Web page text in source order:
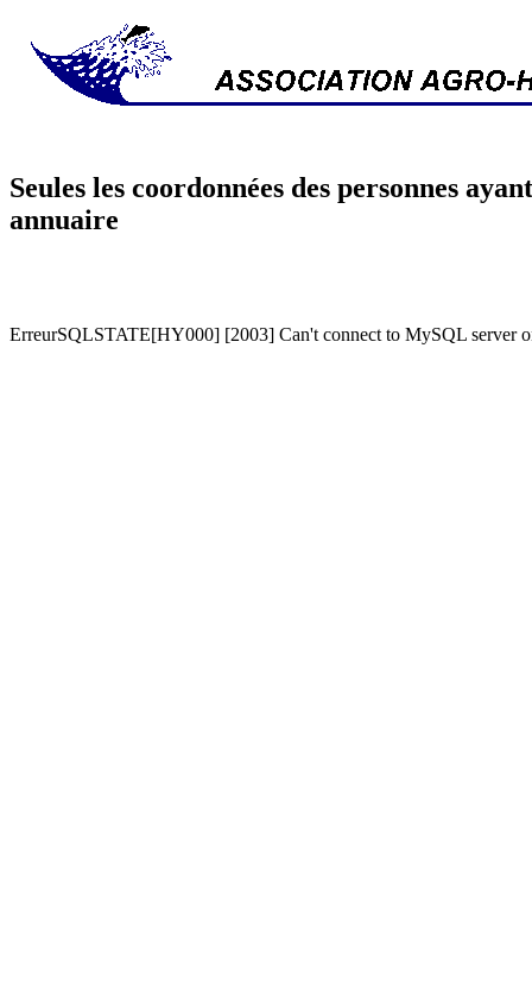
Seules les coordonnées des personnes
annuaire
ErreurSQLSTATE[HY000] [2003] Can't connect to MySQL server